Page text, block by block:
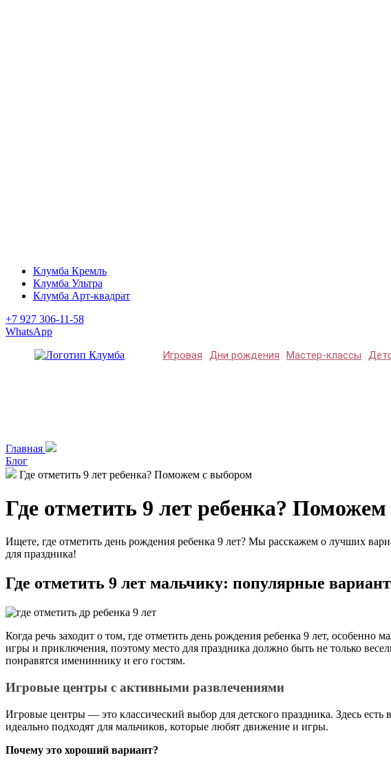
Клумба Кремль
Клумба Ультра
Клумба Арт-квадрат
+7 927 306-11-58
WhatsApp
Игровая Дни рождения Мастер-классы
Главная
Блог
Где отметить 9 лет ребенка? Поможем с выбором
Где отметить 9 лет ребенка?
Ищете, где отметить день рождения ребенка 9 лет? Мы расскажем о лучших
для праздника!
Где отметить 9 лет мальчику: популярные
Когда речь заходит о том, где отметить день рождения ребенка 9 лет,
игры и приключения, поэтому место для праздника должно быть не только
понравятся имениннику и его гостям.
Игровые центры с активными развлечениями
Игровые центры — это классический выбор для детского праздника. Здесь
идеально подходят для мальчиков, которые любят движение и игры.
Почему это хороший вариант?